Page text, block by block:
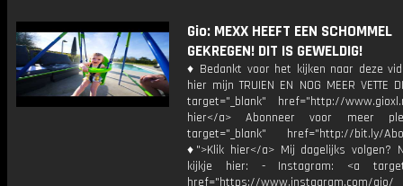
Gio: MEXX HEEFT EEN SCHOMMEL
GEKREGEN! DIT IS GEWELDIG!
♦ Bedankt voor het kijken naar deze
hier mijn TRUIEN EN NOG MEER VETTE
target="_blank" href="http://
hier</a> Abonneer voor meer
target="_blank" href="http://bit.ly/
♦">Klik hier</a> Mij dagelijks volgen?
kijkje hier: - Instagram: <a
href="https://www.instagram.com/